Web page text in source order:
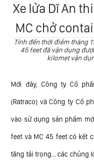
TỨC
NHÀ
ĐẦU
TRA
TRÌNH
HỆ
Tin
quốc
tế
vận
chuyển
ĐS
Xe lửa Dĩ An
MC chở
Tính đến thời điểm tháng
45 feet đã vận dụng
kilomet vận
Mới đây, Công ty Cổ
(Ratraco) và Công ty Cổ
vào sử dụng sản phẩm
feet và MC 45 feet có kết
tăng tải trọng... các chủng